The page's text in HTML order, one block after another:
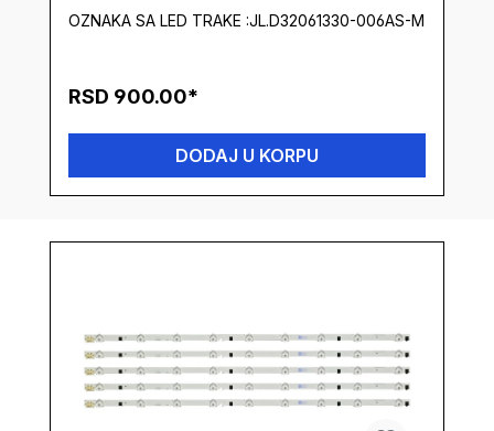
OZNAKA SA LED TRAKE :JL.D32061330-006AS-M
RSD 900.00*
DODAJ U KORPU